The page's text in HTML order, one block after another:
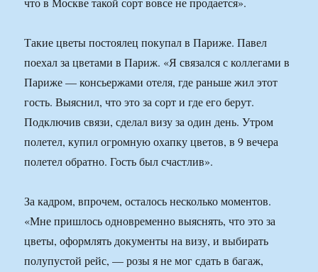
Такие цветы постоялец покупал в Париже. Павел
поехал за цветами в Париж. «Я связался с коллегами в
Париже — консьержами отеля, где раньше жил этот
гость. Выяснил, что это за сорт и где его берут.
Подключив связи, сделал визу за один день. Утром
полетел, купил огромную охапку цветов, в 9 вечера
полетел обратно. Гость был счастлив».
За кадром, впрочем, осталось несколько моментов.
«Мне пришлось одновременно выяснять, что это за
цветы, оформлять документы на визу, и выбирать
полупустой рейс, — розы я не мог сдать в багаж,